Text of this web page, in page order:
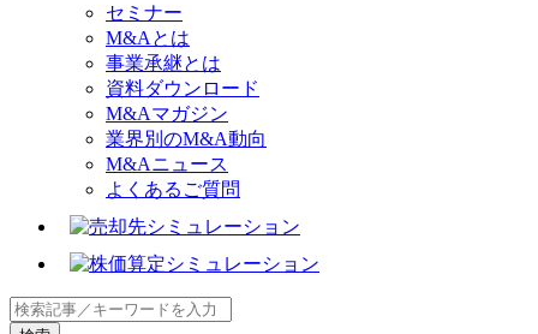
セミナー
M&Aとは
事業承継とは
資料ダウンロード
M&Aマガジン
業界別のM&A動向
M&Aニュース
よくあるご質問